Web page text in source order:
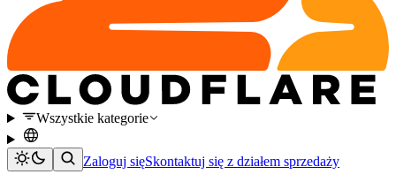
Wszystkie kategorie
Zaloguj sięSkontaktuj się z działem sprzedaży